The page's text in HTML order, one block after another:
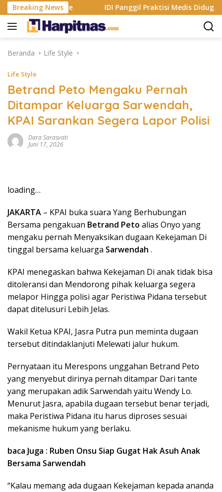
Langsung
ke
konten
Breaking News
App Store IDI Panggil Praktisi Medis Diduga Hina
Beranda Life Style
Life Style
Betrand Peto Mengaku Pernah
Ditampar Keluarga Sarwendah,
KPAI Sarankan Segera Lapor Polisi
Dara Sarasvati
Juni 17, 2026
loading…
JAKARTA – KPAI buka suara Yang Berhubungan
Bersama pengakuan Betrand Peto alias Onyo yang
mengaku pernah Menyaksikan dugaan Kekejaman Di
tinggal bersama keluarga Sarwendah .
KPAI menegaskan bahwa Kekejaman Di anak tidak bisa
ditoleransi dan Mendorong pihak keluarga segera
melapor Hingga polisi agar Peristiwa Pidana tersebut
dapat ditelusuri Lebih Jelas.
Wakil Ketua KPAI, Jasra Putra pun meminta dugaan
tersebut ditindaklanjuti Melewati jalur hukum.
Pernyataan itu Merespons unggahan Betrand Peto
yang menyebut dirinya pernah ditampar Dari tante
yang merupakan adik Sarwendah yaitu Wendy Lo.
Menurut Jasra, apabila dugaan tersebut benar terjadi,
maka Peristiwa Pidana itu harus diproses sesuai
mekanisme hukum yang berlaku.
baca Juga : Ruben Onsu Siap Gugat Hak Asuh Anak
Bersama Sarwendah
“Kalau memang ada dugaan Kekejaman kepada ananda